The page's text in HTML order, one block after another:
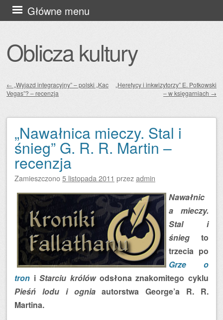
Oblicza kultury
Główne menu
Przejdź
do
Zobacz wpisy
← „Wyjazd integracyjny” – polski „Kac
Vegas”? – recenzja
„Heretycy i inkwizytorzy” E. Potkowski
– w księgarniach →
„Nawałnica mieczy. Stal i
śnieg” G. R. R. Martin –
recenzja
Zamieszczono5 listopada 2011 przezadmin
Nawałnic
a mieczy.
Stal i
śnieg to
trzecia po
Grze o
tron iStarciu królówodsłona znakomitego cyklu
Pieśń lodu i ogniaautorstwa George’a R. R.
Martina.